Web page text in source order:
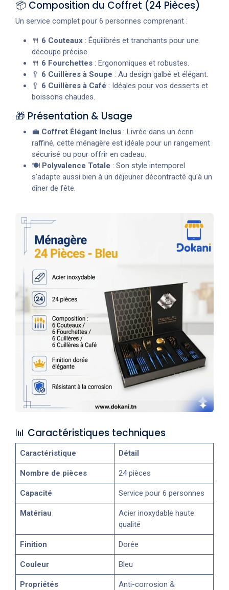
📦 Composition du Coffret (24 Pièces)
Un service complet pour 6 personnes comprenant :
🍴 6 Couteaux : Équilibrés et tranchants pour une
découpe précise.
🍴 6 Fourchettes : Ergonomiques et robustes.
🥄 6 Cuillères à Soupe : Au design galbé et élégant.
🥄 6 Cuillères à Café : Idéales pour vos desserts et
boissons chaudes.
🎁 Présentation & Usage
💼 Coffret Élégant Inclus : Livrée dans un écrin
raffiné, cette ménagère est idéale pour un rangement
sécurisé ou pour offrir en cadeau.
🍽️ Polyvalence Totale : Son style intemporel
s'adapte aussi bien à un déjeuner décontracté qu'à un
dîner de fête.
📊 Caractéristiques techniques
Caractéristique Détail
Nombre de pièces 24 pièces
Capacité Service pour 6 personnes
Matériau
Acier inoxydable haute
qualité
Finition Dorée
Couleur Bleu
Propriétés
Anti-corrosion &